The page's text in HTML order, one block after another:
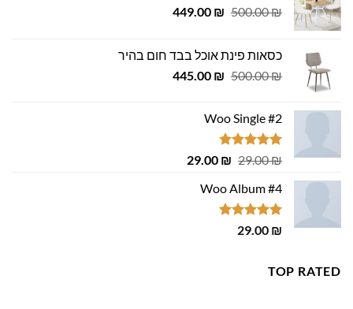
500.00₪
המחיר
500.00 ₪.
449.00 ₪
המחיר
449.00 ₪.
כסאות פינת אוכל בבד חום בהיר
500.00₪
המחיר
500.00 ₪.
445.00 ₪
המחיר
Woo Single #2
דורג4.75
29.00₪
המחיר
היה:
29.00 ₪.
29.00 ₪
המחיר
Woo Album #4
דורג5.00
29.00 ₪
TOP RATED